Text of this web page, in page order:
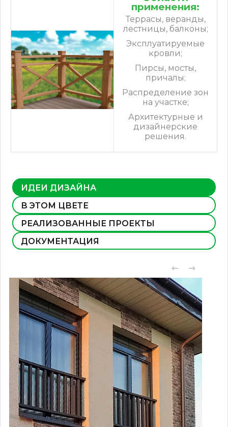
применения:
Террасы, веранды,
лестницы, балконы;
Эксплуатируемые
кровли;
Пирсы, мосты,
причалы;
Распределение зон
на участке;
Архитектурные и
дизайнерские
решения.
ИДЕИ ДИЗАЙНА
В ЭТОМ ЦВЕТЕ
РЕАЛИЗОВАННЫЕ ПРОЕКТЫ
ДОКУМЕНТАЦИЯ